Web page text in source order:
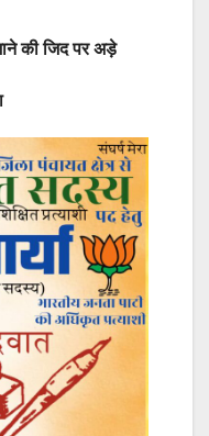
की जिद पर अड़े